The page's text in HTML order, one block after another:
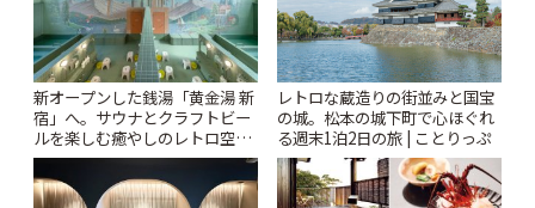
新オープンした銭湯「黄金湯 新
宿」へ。サウナとクラフトビー
ルを楽しむ癒やしのレトロ空間
| ことりっぷ
レトロな蔵造りの街並みと国宝
の城。松本の城下町で心ほぐれ
る週末1泊2日の旅 | ことりっぷ